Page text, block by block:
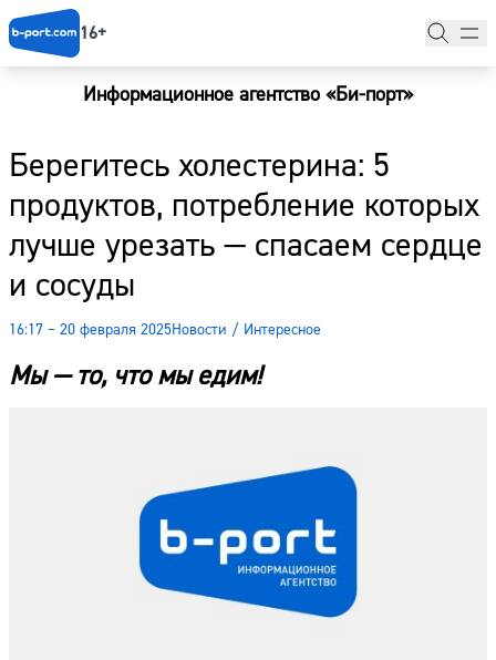
16+
Информационное агентство «Би-порт»
Берегитесь холестерина: 5
продуктов, потребление которых
лучше урезать — спасаем сердце
и сосуды
16:17 – 20 февраля 2025Новости / Интересное
Мы — то, что мы едим!
Новости
Наши гости
Фоторепортажи
Погода
Курсы валют